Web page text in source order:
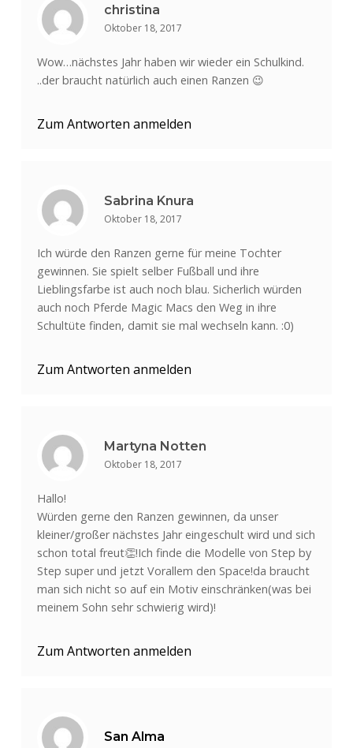
christina
Oktober 18, 2017
Wow…nächstes Jahr haben wir wieder ein Schulkind.
..der braucht natürlich auch einen Ranzen 😉
Zum Antworten anmelden
Sabrina Knura
Oktober 18, 2017
Ich würde den Ranzen gerne für meine Tochter
gewinnen. Sie spielt selber Fußball und ihre
Lieblingsfarbe ist auch noch blau. Sicherlich würden
auch noch Pferde Magic Macs den Weg in ihre
Schultüte finden, damit sie mal wechseln kann. :0)
Zum Antworten anmelden
Martyna Notten
Oktober 18, 2017
Hallo!
Würden gerne den Ranzen gewinnen, da unser
kleiner/großer nächstes Jahr eingeschult wird und sich
schon total freut👏!Ich finde die Modelle von Step by
Step super und jetzt Vorallem den Space!da braucht
man sich nicht so auf ein Motiv einschränken(was bei
meinem Sohn sehr schwierig wird)!
Zum Antworten anmelden
San Alma